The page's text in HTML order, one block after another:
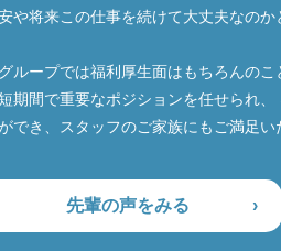
や将来この仕事を続けて大丈夫なのか
ループでは福利厚生面はもちろんのこ
期間で重要なポジションを任せられ、
でき、スタッフのご家族にもご満足い
先輩の声をみる ›